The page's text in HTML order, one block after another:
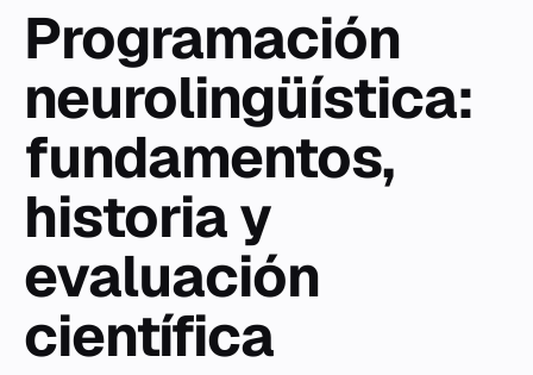
Programación
neurolingüística:
fundamentos,
historia y
evaluación
científica